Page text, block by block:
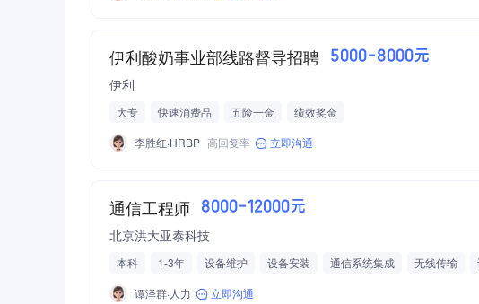
伊利酸奶事业部线路督导招聘 5000-8000元
伊利
大专 快速消费品 五险一金
绩效奖金
李胜红·HRBP 高回复率 立即沟通
通信工程师 8000-12000元
北京洪大亚泰科技
本科 1-3年 设备维护 设备安装 通信系统集成 无线传输
通信/网络设备
谭泽群·人力 立即沟通